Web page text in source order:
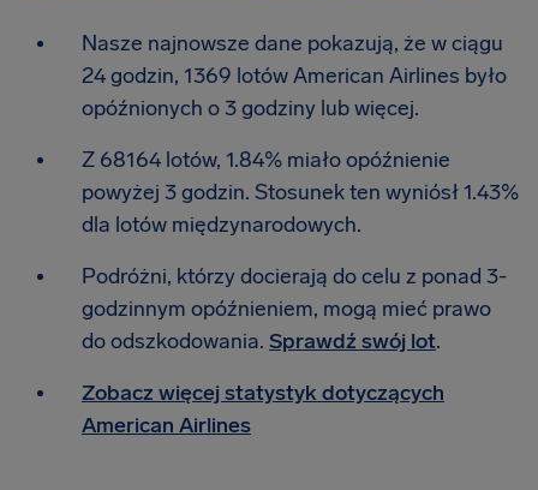
Nasze najnowsze dane pokazują, że w ciągu
24 godzin, 1369 lotów American Airlines było
opóźnionych o 3 godziny lub więcej.
Z 68164 lotów, 1.84% miało opóźnienie
powyżej 3 godzin. Stosunek ten wyniósł 1.43%
dla lotów międzynarodowych.
Podróżni, którzy docierają do celu z ponad 3-
godzinnym opóźnieniem, mogą mieć prawo
do odszkodowania. Sprawdź swój lot.
Zobacz więcej statystyk dotyczących
American Airlines